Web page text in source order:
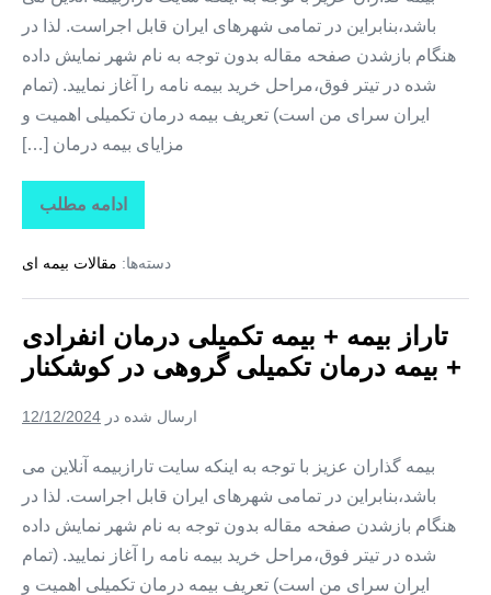
باشد،بنابراین در تمامی شهرهای ایران قابل اجراست. لذا در
هنگام بازشدن صفحه مقاله بدون توجه به نام شهر نمایش داده
شده در تیتر فوق،مراحل خرید بیمه نامه را آغاز نمایید. (تمام
ایران سرای من است) تعریف بیمه درمان تکمیلی اهمیت و
مزایای بیمه درمان […]
ادامه مطلب
تاراز
بیمه
بیمه
درمان
+
بیمه
درمان
تکمیلی
در
دسته‌ها: مقالات بیمه ای
تاراز بیمه + بیمه تکمیلی درمان انفرادی
+ بیمه درمان تکمیلی گروهی در کوشکنار
ارسال شده در 12/12/2024
بیمه گذاران عزیز با توجه به اینکه سایت تارازبیمه آنلاین می
باشد،بنابراین در تمامی شهرهای ایران قابل اجراست. لذا در
هنگام بازشدن صفحه مقاله بدون توجه به نام شهر نمایش داده
شده در تیتر فوق،مراحل خرید بیمه نامه را آغاز نمایید. (تمام
ایران سرای من است) تعریف بیمه درمان تکمیلی اهمیت و